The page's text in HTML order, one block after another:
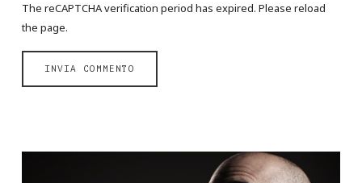
The reCAPTCHA verification period has expired. Please reload
the page.